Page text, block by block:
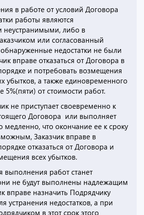
в работе от условий Договора
работы являются
неустранимыми, либо в
или согласованный
недостатки не были
вправе отказаться от Договора в
и потребовать возмещения
убытков, а также единовременного
5%(пяти) от стоимости работ.
не приступает своевременно к
Договора или выполняет
медленно, что окончание ее к сроку
Заказчик вправе в
отказаться от Договора и
всех убытков.
выполнения работ станет
не будут выполнены надлежащим
вправе назначить Подрядчику
устранения недостатков, а при
в этот срок этого